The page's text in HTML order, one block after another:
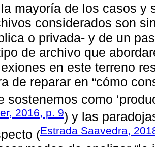
mayoría de los casos y
considerados son
o privada- y de un
de archivo que
en este terreno
de reparar en “cómo
sostenemos como
2016, p. 9) y las
(Estrada Saavedra,